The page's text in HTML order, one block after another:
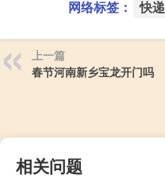
网络标签： 快递
上一篇
春节河南新乡宝龙开门吗
相关问题